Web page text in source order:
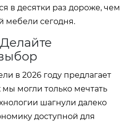
в десятки раз дороже, чем
мебели сегодня.
в 2026 году предлагает
могли только мечтать
шагнули далеко
доступной для